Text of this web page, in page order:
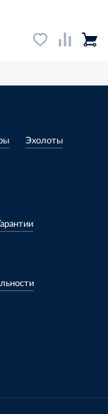
Эхолоты